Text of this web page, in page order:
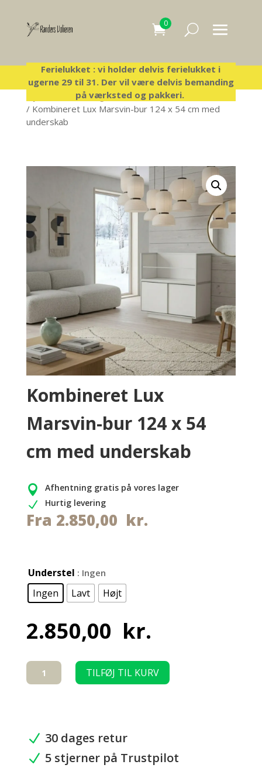
0
Ferielukket : vi holder delvis ferielukket i
ugerne 29 til 31. Der vil være delvis bemanding
på værksted og pakkeri.
Lux bure og tilbehør/Kombinerede luxbure
/ Kombineret Lux Marsvin-bur 124 x 54 cm med
underskab
Kombineret Lux
Marsvin-bur 124 x 54
cm med underskab
 Afhentning gratis på vores lager
N Hurtig levering
Fra 2.850,00 kr.
Understel : Ingen
Ingen Lavt Højt
2.850,00 kr.
Kombineret
Lux
54
cm
TILFØJ TIL KURV
N 30 dages retur
N 5 stjerner på Trustpilot